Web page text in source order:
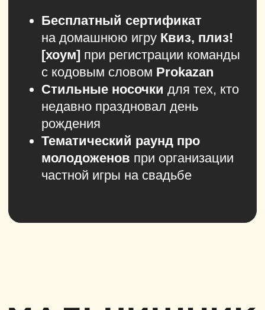
возрастов: от новичков до опытных
художников.
Индивидуальные картины и портреты
на заказ, чтобы каждый мог
запечатлеть важный момент своей
жизни.
Роспись стен любого масштаба
и сложности для создания
уникального интерьера.
Организация арт-мероприятий под
ключ для мальчишников, девичников
и других праздников, с полным
сопровождением и идеями для
каждого случая.